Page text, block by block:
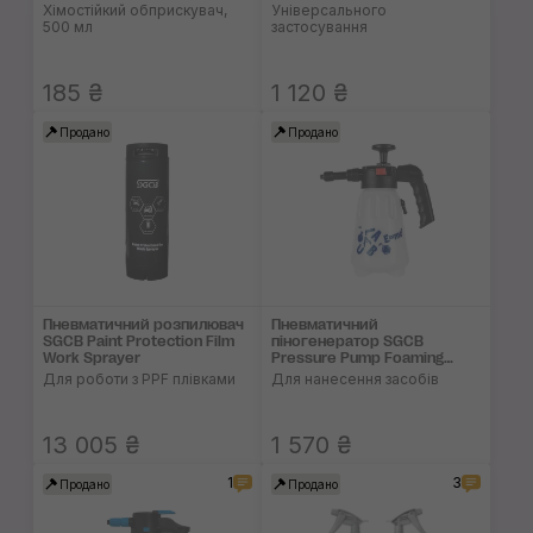
Хімостійкий обприскувач,
500 мл
185 ₴
Універсального
застосування
1 120 ₴
Продано
Пневматичний розпилювач
SGCB Paint Protection Film
Work Sprayer
Для роботи з PPF плівками
13 005 ₴
Продано
Пневматичний
піногенератор SGCB
Pressure Pump Foaming
Sprayer
Для нанесення засобів
1 570 ₴
Продано 1 Продано 3